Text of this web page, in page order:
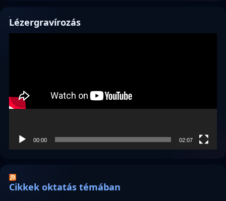
Lézergravírozás
00:00 02:07
Cikkek oktatás témában